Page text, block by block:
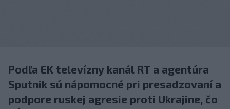
Podľa EK televízny kanál RT a agentúra
Sputnik sú nápomocné pri presadzovaní a
podpore ruskej agresie proti Ukrajine, čo